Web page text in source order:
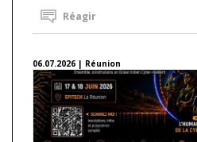
Réagir
06.07.2026 | Réunion